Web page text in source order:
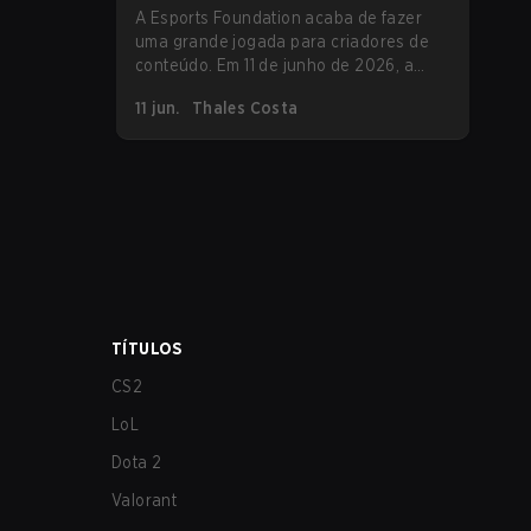
A Esports Foundation acaba de fazer
uma grande jogada para criadores de
conteúdo. Em 11 de junho de 2026, a
Cup e do Esports Nations Cup abriu
oficialmente as inscrições para o seu
11 jun. Thales Costa
TÍTULOS
CS2
LoL
Dota 2
Valorant